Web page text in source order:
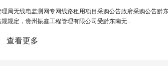
局无线电监测网专网线路租用项目采购公告政府采购公告黔
规定，贵州振鑫工程管理有限公司受黔东南无..
查看更多